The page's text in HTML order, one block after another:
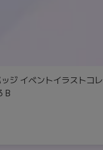
ジ イベントイラストコレ
B